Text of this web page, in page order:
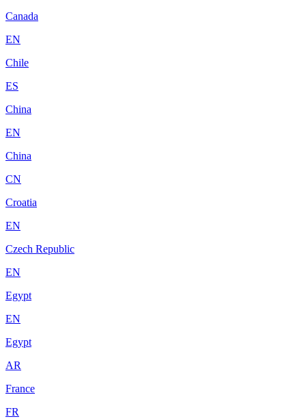
Canada
EN
Chile
ES
China
EN
China
CN
Croatia
EN
Czech Republic
EN
Egypt
EN
Egypt
AR
France
FR